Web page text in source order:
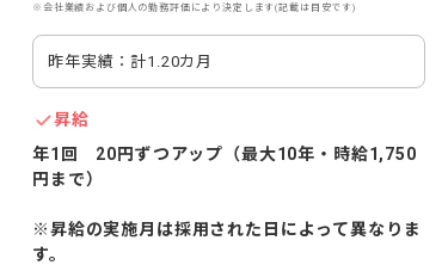
※会社業績および個人の勤務評価により決定します(記載は目安です)
昨年実績：計1.20カ月
昇給
年1回　20円ずつアップ（最大10年・時給1,750
円まで）
※昇給の実施月は採用された日によって異なりま
す。